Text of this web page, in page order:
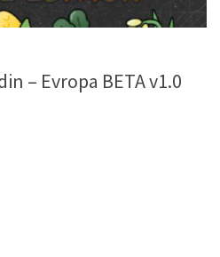
– Evropa BETA v1.0